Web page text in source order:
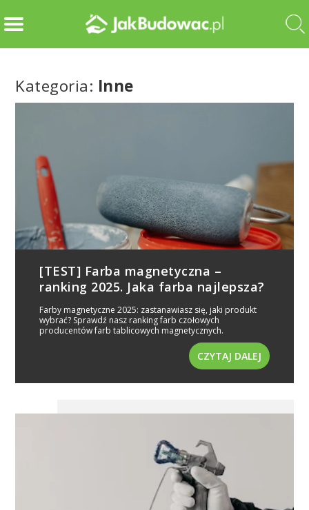
Kategoria: Inne
[TEST] Farba magnetyczna –
ranking 2025. Jaka farba najlepsza?
Farby magnetyczne 2025: zastanawiasz się, jaki produkt
wybrać? Sprawdź nasz ranking farb czołowych
producentów farb tablicowych magnetycznych.
CZYTAJ DALEJ